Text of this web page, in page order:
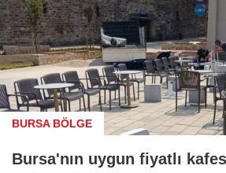
BURSA BÖLGE
Bursa'nın uygun fiyatlı